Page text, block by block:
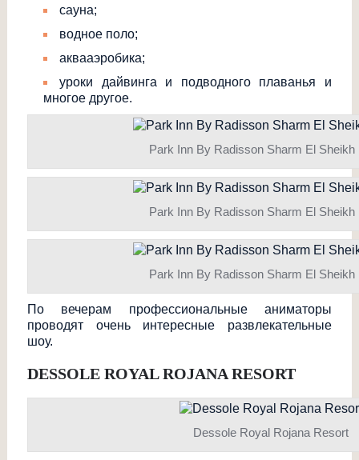
сауна;
водное поло;
аквааэробика;
уроки дайвинга и подводного плаванья и
многое другое.
Park Inn By Radisson Sharm El Sheikh
Park Inn By Radisson Sharm El Sheikh
Park Inn By Radisson Sharm El Sheikh
По вечерам профессиональные аниматоры
проводят очень интересные развлекательные
шоу.
DESSOLE ROYAL ROJANA RESORT
Dessole Royal Rojana Resort